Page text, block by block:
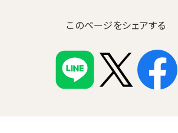
このページをシェアする